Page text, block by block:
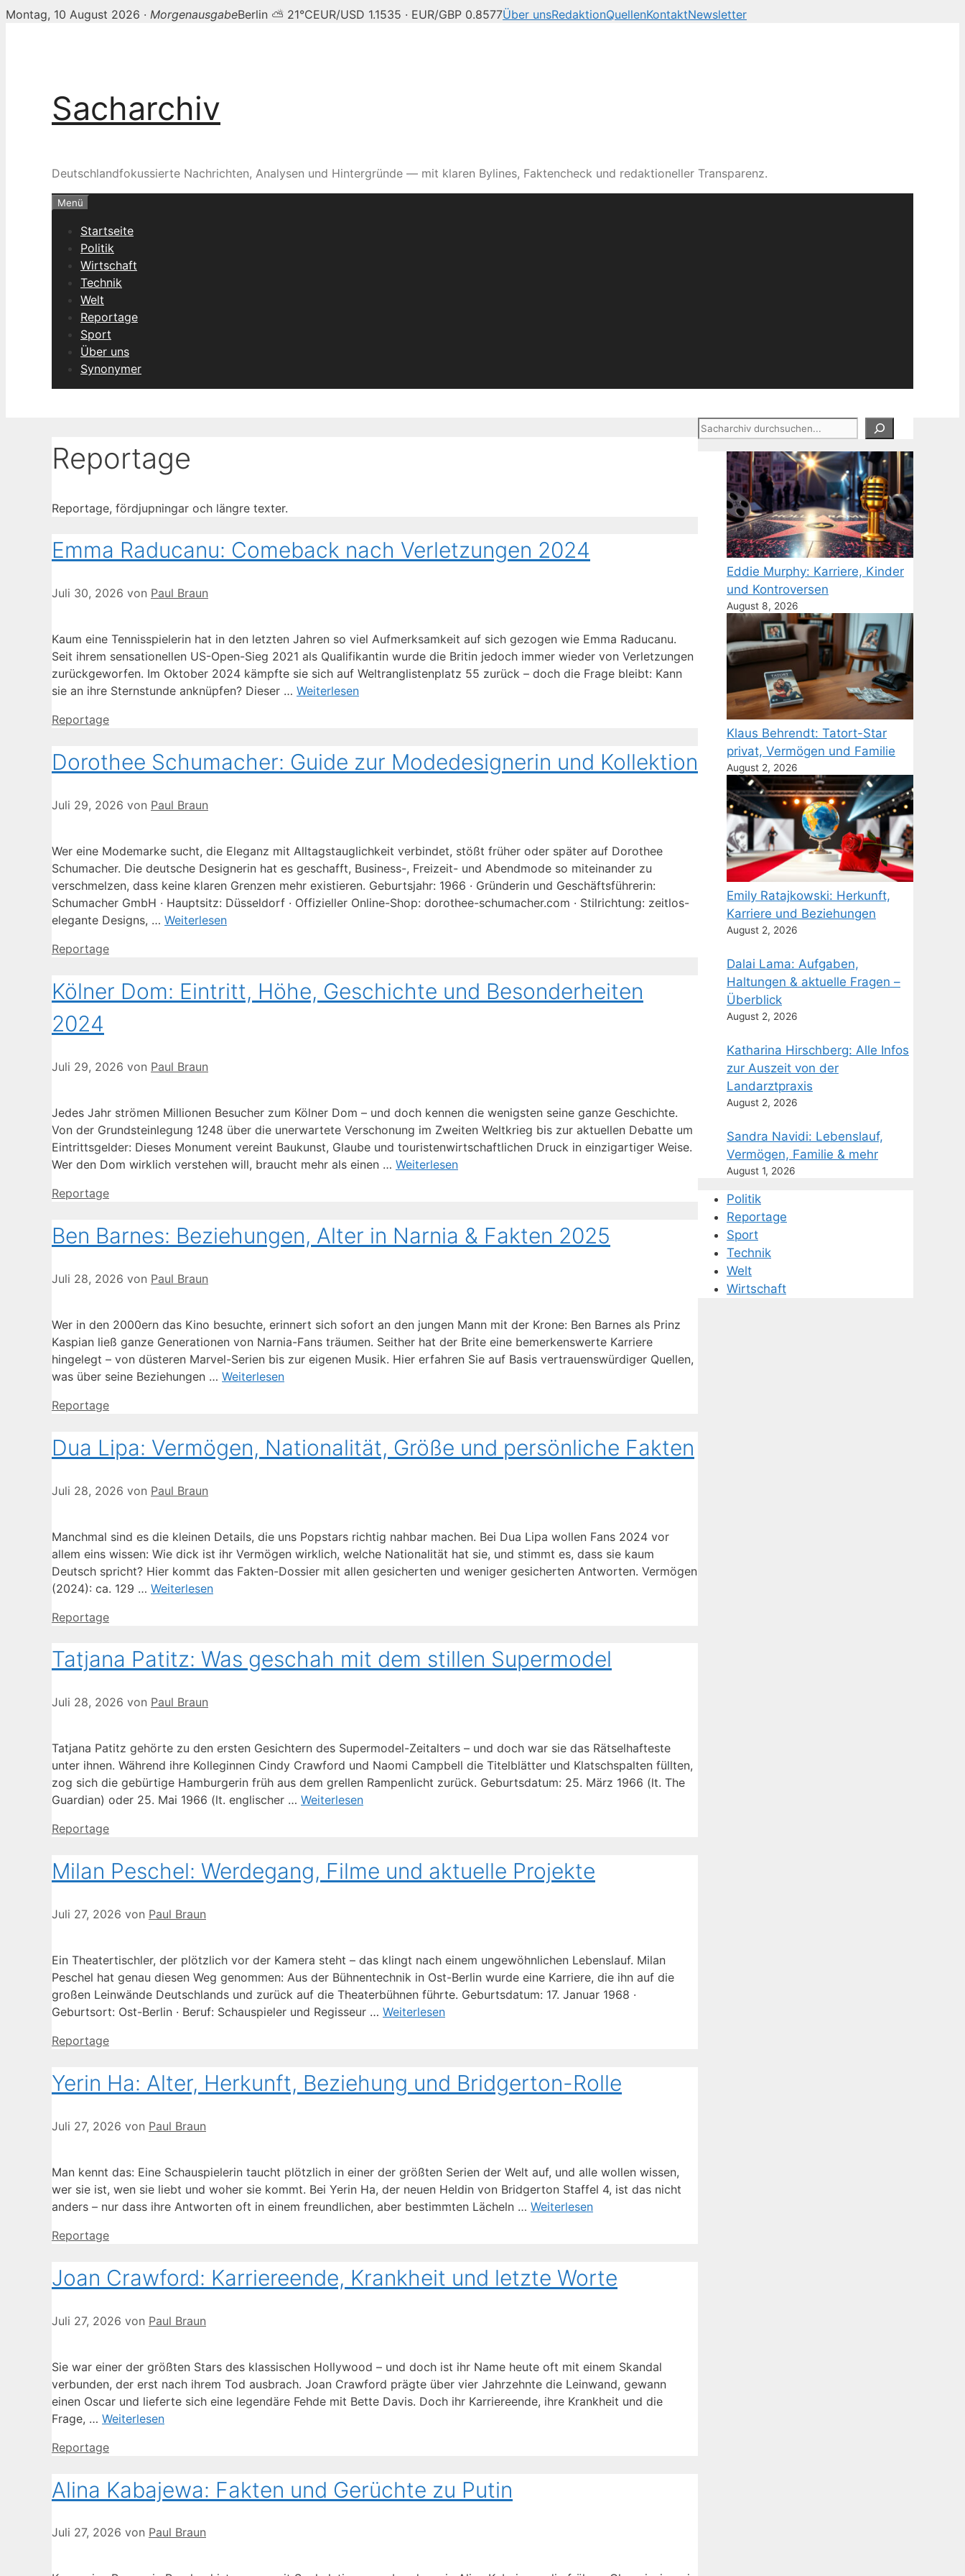
Montag, 10 August 2026 · MorgenausgabeBerlin ⛅ 21°CEUR/USD 1.1535 · EUR/GBP 0.8577Über unsRedaktionQuellenKontaktNewsletter
Sacharchiv
Deutschlandfokussierte Nachrichten, Analysen und Hintergründe — mit klaren Bylines, Faktencheck und redaktioneller Transparenz.
Menü
Startseite
Politik
Wirtschaft
Technik
Welt
Reportage
Sport
Über uns
Synonymer
Reportage
Reportage, fördjupningar och längre texter.
Emma Raducanu: Comeback nach Verletzungen 2024
Juli 30, 2026 von Paul Braun
Kaum eine Tennisspielerin hat in den letzten Jahren so viel Aufmerksamkeit auf sich gezogen wie Emma Raducanu.
Seit ihrem sensationellen US-Open-Sieg 2021 als Qualifikantin wurde die Britin jedoch immer wieder von Verletzungen
zurückgeworfen. Im Oktober 2024 kämpfte sie sich auf Weltranglistenplatz 55 zurück – doch die Frage bleibt: Kann
sie an ihre Sternstunde anknüpfen? Dieser … Weiterlesen
Kategorien
Reportage
Dorothee Schumacher: Guide zur Modedesignerin und Kollektion
Juli 29, 2026 von Paul Braun
Wer eine Modemarke sucht, die Eleganz mit Alltagstauglichkeit verbindet, stößt früher oder später auf Dorothee
Schumacher. Die deutsche Designerin hat es geschafft, Business-, Freizeit- und Abendmode so miteinander zu
verschmelzen, dass keine klaren Grenzen mehr existieren. Geburtsjahr: 1966 · Gründerin und Geschäftsführerin:
Schumacher GmbH · Hauptsitz: Düsseldorf · Offizieller Online-Shop: dorothee-schumacher.com · Stilrichtung: zeitlos-
elegante Designs, … Weiterlesen
Kategorien
Reportage
Kölner Dom: Eintritt, Höhe, Geschichte und Besonderheiten
2024
Juli 29, 2026 von Paul Braun
Jedes Jahr strömen Millionen Besucher zum Kölner Dom – und doch kennen die wenigsten seine ganze Geschichte.
Von der Grundsteinlegung 1248 über die unerwartete Verschonung im Zweiten Weltkrieg bis zur aktuellen Debatte um
Eintrittsgelder: Dieses Monument vereint Baukunst, Glaube und touristenwirtschaftlichen Druck in einzigartiger Weise.
Wer den Dom wirklich verstehen will, braucht mehr als einen … Weiterlesen
Kategorien
Reportage
Ben Barnes: Beziehungen, Alter in Narnia & Fakten 2025
Juli 28, 2026 von Paul Braun
Wer in den 2000ern das Kino besuchte, erinnert sich sofort an den jungen Mann mit der Krone: Ben Barnes als Prinz
Kaspian ließ ganze Generationen von Narnia-Fans träumen. Seither hat der Brite eine bemerkenswerte Karriere
hingelegt – von düsteren Marvel-Serien bis zur eigenen Musik. Hier erfahren Sie auf Basis vertrauenswürdiger Quellen,
was über seine Beziehungen … Weiterlesen
Kategorien
Reportage
Dua Lipa: Vermögen, Nationalität, Größe und persönliche Fakten
Juli 28, 2026 von Paul Braun
Manchmal sind es die kleinen Details, die uns Popstars richtig nahbar machen. Bei Dua Lipa wollen Fans 2024 vor
allem eins wissen: Wie dick ist ihr Vermögen wirklich, welche Nationalität hat sie, und stimmt es, dass sie kaum
Deutsch spricht? Hier kommt das Fakten-Dossier mit allen gesicherten und weniger gesicherten Antworten. Vermögen
(2024): ca. 129 … Weiterlesen
Kategorien
Reportage
Tatjana Patitz: Was geschah mit dem stillen Supermodel
Juli 28, 2026 von Paul Braun
Tatjana Patitz gehörte zu den ersten Gesichtern des Supermodel-Zeitalters – und doch war sie das Rätselhafteste
unter ihnen. Während ihre Kolleginnen Cindy Crawford und Naomi Campbell die Titelblätter und Klatschspalten füllten,
zog sich die gebürtige Hamburgerin früh aus dem grellen Rampenlicht zurück. Geburtsdatum: 25. März 1966 (lt. The
Guardian) oder 25. Mai 1966 (lt. englischer … Weiterlesen
Kategorien
Reportage
Milan Peschel: Werdegang, Filme und aktuelle Projekte
Juli 27, 2026 von Paul Braun
Ein Theatertischler, der plötzlich vor der Kamera steht – das klingt nach einem ungewöhnlichen Lebenslauf. Milan
Peschel hat genau diesen Weg genommen: Aus der Bühnentechnik in Ost-Berlin wurde eine Karriere, die ihn auf die
großen Leinwände Deutschlands und zurück auf die Theaterbühnen führte. Geburtsdatum: 17. Januar 1968 ·
Geburtsort: Ost-Berlin · Beruf: Schauspieler und Regisseur … Weiterlesen
Kategorien
Reportage
Yerin Ha: Alter, Herkunft, Beziehung und Bridgerton-Rolle
Juli 27, 2026 von Paul Braun
Man kennt das: Eine Schauspielerin taucht plötzlich in einer der größten Serien der Welt auf, und alle wollen wissen,
wer sie ist, wen sie liebt und woher sie kommt. Bei Yerin Ha, der neuen Heldin von Bridgerton Staffel 4, ist das nicht
anders – nur dass ihre Antworten oft in einem freundlichen, aber bestimmten Lächeln … Weiterlesen
Kategorien
Reportage
Joan Crawford: Karriereende, Krankheit und letzte Worte
Juli 27, 2026 von Paul Braun
Sie war einer der größten Stars des klassischen Hollywood – und doch ist ihr Name heute oft mit einem Skandal
verbunden, der erst nach ihrem Tod ausbrach. Joan Crawford prägte über vier Jahrzehnte die Leinwand, gewann
einen Oscar und lieferte sich eine legendäre Fehde mit Bette Davis. Doch ihr Karriereende, ihre Krankheit und die
Frage, … Weiterlesen
Kategorien
Reportage
Alina Kabajewa: Fakten und Gerüchte zu Putin
Juli 27, 2026 von Paul Braun
Suchen
Eddie Murphy: Karriere, Kinder
und Kontroversen
August 8, 2026
Klaus Behrendt: Tatort-Star
privat, Vermögen und Familie
August 2, 2026
Emily Ratajkowski: Herkunft,
Karriere und Beziehungen
August 2, 2026
Dalai Lama: Aufgaben,
Haltungen & aktuelle Fragen –
Überblick
August 2, 2026
Katharina Hirschberg: Alle Infos
zur Auszeit von der
Landarztpraxis
August 2, 2026
Sandra Navidi: Lebenslauf,
Vermögen, Familie & mehr
August 1, 2026
Politik
Reportage
Sport
Technik
Welt
Wirtschaft